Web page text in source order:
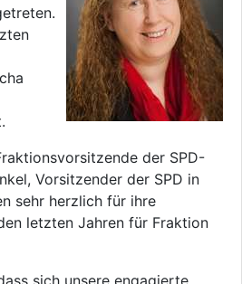
der SPD-
Vorsitzender der SPD in
sehr herzlich für ihre
letzten Jahren für Fraktion
sich unsere engagierte